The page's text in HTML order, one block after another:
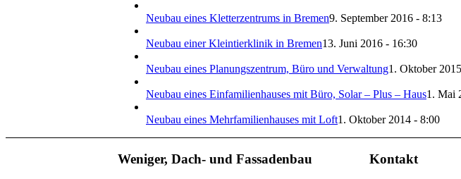
Neubau eines Kletterzentrums in Bremen9. September 2016 - 8:13
Neubau einer Kleintierklinik in Bremen13. Juni 2016 - 16:30
Neubau eines Planungszentrum, Büro und Verwaltung1. Oktober
Neubau eines Einfamilienhauses mit Büro, Solar – Plus – Haus1. Mai
Neubau eines Mehrfamilienhauses mit Loft1. Oktober 2014 - 8:00
Weniger, Dach- und Fassadenbau Kontakt